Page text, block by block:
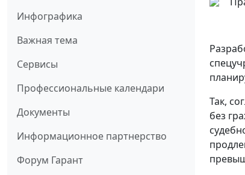
Инфографика
Важная тема
Сервисы
Профессиональные календари
Документы
Информационное партнерство
Форум Гарант
Так,
без